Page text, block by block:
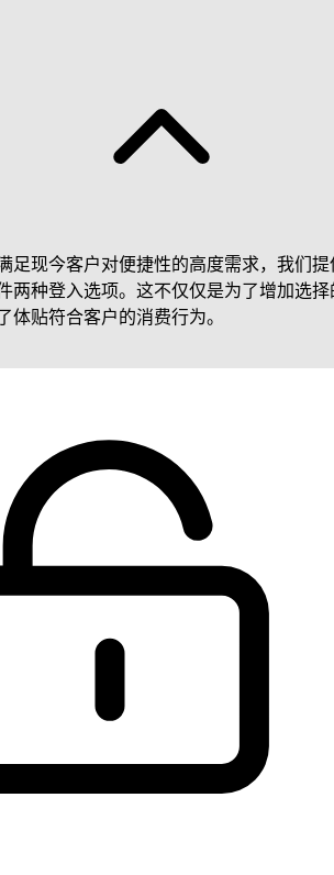
足现今客户对便捷性的高度需求，我们提
两种登入选项。这不仅仅是为了增加选择
体贴符合客户的消费行为。